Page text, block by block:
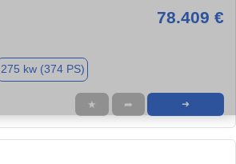
78.409 €
275 kw (374 PS)
★ ➦ ➜